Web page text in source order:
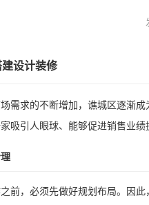
设计装修
需求的不断增加，谯城区逐渐
吸引人眼球、能够促进销售业
前，必须先做好规划布局。因